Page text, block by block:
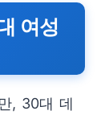
여성
, 30대 데